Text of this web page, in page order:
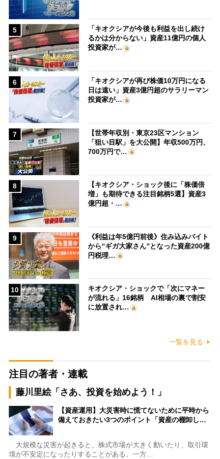
5
「キオクシアが今後も利益を出し続け
るかは分からない」資産11億円の個人
投資家が…
6
「キオクシアが再び株価10万円になる
日は遠い」資産3億円超のサラリーマン
投資家が…
7
【世帯年収別・東京23区マンション
「狙い目駅」を大公開】年収500万円、
700万円で…
8
【キオクシア・ショック後に「株価倍
増」も期待できる注目銘柄5選】資産3
億円超・…
9
《利益は年5億円前後》住み込みバイト
から“ギガ大家さん”となった資産200億
円税理…
10
キオクシア・ショックで「次にマネー
が流れる」16銘柄 AI相場の裏で割安
に放置され…
一覧を見る
注目の著者・連載
藤川里絵「さあ、投資を始めよう！」
【資産運用】大災害時に慌てないために平時から
備えておきたい3つのポイント「資産の棚卸し…
大規模な災害が起きると、株式市場が大きく動いたり、取引環
境が不安定になったりすることがある。一方…